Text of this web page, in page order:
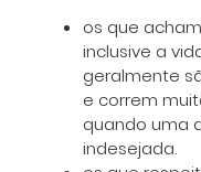
os que
inclusive a
geralmente
e correm
quando uma
indesejada.